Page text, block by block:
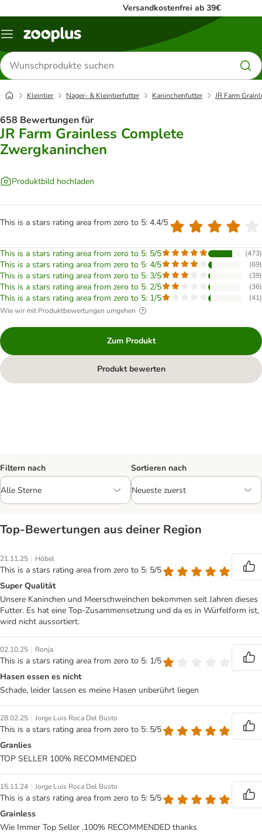
Versandkostenfrei ab 39€
Menü
Produkte
suchen
Kleintier Nager- & Kleintierfutter Kaninchenfutter JR Farm
658 Bewertungen für
JR Farm Grainless Complete
Zwergkaninchen
Produktbild hochladen
This is a stars rating area from zero to 5: 4.4/5
This is a stars rating area from zero to 5: 5/5 (473)
This is a stars rating area from zero to 5: 4/5 (69)
This is a stars rating area from zero to 5: 3/5 (39)
This is a stars rating area from zero to 5: 2/5 (36)
This is a stars rating area from zero to 5: 1/5 (41)
Wie wir mit Produktbewertungen umgehen
Zum Produkt
Produkt bewerten
Filtern nach Sortieren nach
Top‑Bewertungen aus deiner Region
21.11.25 | Höbel
This is a stars rating area from zero to 5: 5/5
Super Qualität
Unsere Kaninchen und Meerschweinchen bekommen seit Jahren dieses
Futter. Es hat eine Top-Zusammensetzung und da es in Würfelform ist,
wird nicht aussortiert.
02.10.25 | Ronja
This is a stars rating area from zero to 5: 1/5
Hasen essen es nicht
Schade, leider lassen es meine Hasen unberührt liegen
28.02.25 | Jorge Luis Roca Del Busto
This is a stars rating area from zero to 5: 5/5
Granlies
TOP SELLER 100% RECOMMENDED
15.11.24 | Jorge Luis Roca Del Busto
This is a stars rating area from zero to 5: 5/5
Grainless
Wie Immer Top Seller ,100% RECOMMENDED thanks